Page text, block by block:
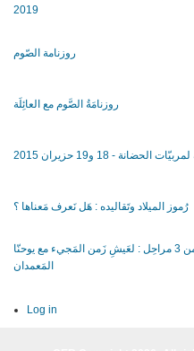
2019
روزنامة الصّوم
روزنامَةُ الصَّوم مع العائِلَة
الحضانة - 18 و19 حزيران 2015
رُموز الميلاد وتَقاليده : هَل نَعرف مَعناها ؟
رِحلَةٌ من 3 مراحِل : لعَيشِ زَمن المَجيء مع يوحنّا
المَعمدان
Log in